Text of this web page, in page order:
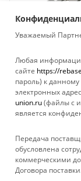
Нож ELITECH для
рейсмуса СФР
Нет в наличии
КАТАЛОГ
Уважаемый
Любая
сайте https://
пароль) к
электронных
union.ru(файлы с
является
Передача
обусловлена
коммерческими
Договора